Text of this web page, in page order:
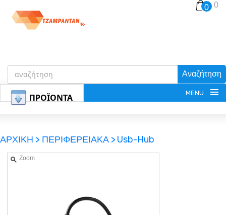
Αναζήτηση
0 0
ΠΡΟΪΟΝΤΑ MENU
ΑΡΧΙΚΗ > ΠΕΡΙΦΕΡΕΙΑΚΑ > Usb-Hub
Zoom